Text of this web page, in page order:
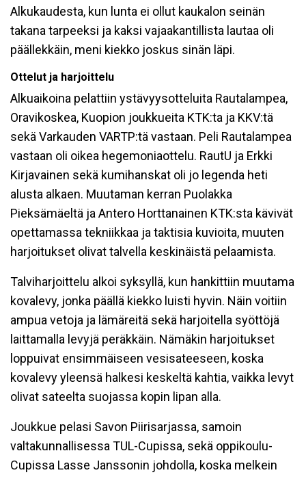
Alkukaudesta, kun lunta ei ollut kaukalon seinän
takana tarpeeksi ja kaksi vajaakantillista lautaa oli
päällekkäin, meni kiekko joskus sinän läpi.
Ottelut ja harjoittelu
Alkuaikoina pelattiin ystävyysotteluita Rautalampea,
Oravikoskea, Kuopion joukkueita KTK:ta ja KKV:tä
sekä Varkauden VARTP:tä vastaan. Peli Rautalampea
vastaan oli oikea hegemoniaottelu. RautU ja Erkki
Kirjavainen sekä kumihanskat oli jo legenda heti
alusta alkaen. Muutaman kerran Puolakka
Pieksämäeltä ja Antero Horttanainen KTK:sta kävivät
opettamassa tekniikkaa ja taktisia kuvioita, muuten
harjoitukset olivat talvella keskinäistä pelaamista.
Talviharjoittelu alkoi syksyllä, kun hankittiin muutama
kovalevy, jonka päällä kiekko luisti hyvin. Näin voitiin
ampua vetoja ja lämäreitä sekä harjoitella syöttöjä
laittamalla levyjä peräkkäin. Nämäkin harjoitukset
loppuivat ensimmäiseen vesisateeseen, koska
kovalevy yleensä halkesi keskeltä kahtia, vaikka levyt
olivat sateelta suojassa kopin lipan alla.
Joukkue pelasi Savon Piirisarjassa, samoin
valtakunnallisessa TUL-Cupissa, sekä oppikoulu-
Cupissa Lasse Janssonin johdolla, koska melkein